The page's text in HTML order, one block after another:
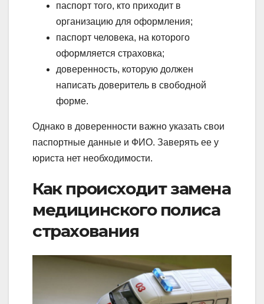
паспорт того, кто приходит в
организацию для оформления;
паспорт человека, на которого
оформляется страховка;
доверенность, которую должен
написать доверитель в свободной
форме.
Однако в доверенности важно указать свои
паспортные данные и ФИО. Заверять ее у
юриста нет необходимости.
Как происходит замена
медицинского полиса
страхования